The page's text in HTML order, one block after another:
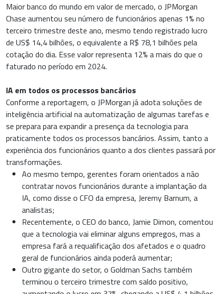
Maior banco do mundo em valor de mercado, o JPMorgan
Chase aumentou seu número de funcionários apenas 1% no
terceiro trimestre deste ano, mesmo tendo registrado lucro
de US$ 14,4 bilhões, o equivalente a R$ 78,1 bilhões pela
cotação do dia. Esse valor representa 12% a mais do que o
faturado no período em 2024.
IA em todos os processos bancários
Conforme a reportagem, o JPMorgan já adota soluções de
inteligência artificial na automatização de algumas tarefas e
se prepara para expandir a presença da tecnologia para
praticamente todos os processos bancários. Assim, tanto a
experiência dos funcionários quanto a dos clientes passará por
transformações.
Ao mesmo tempo, gerentes foram orientados a não
contratar novos funcionários durante a implantação da
IA, como disse o CFO da empresa, Jeremy Barnum, a
analistas;
Recentemente, o CEO do banco, Jamie Dimon, comentou
que a tecnologia vai eliminar alguns empregos, mas a
empresa fará a requalificação dos afetados e o quadro
geral de funcionários ainda poderá aumentar;
Outro gigante do setor, o Goldman Sachs também
terminou o terceiro trimestre com saldo positivo,